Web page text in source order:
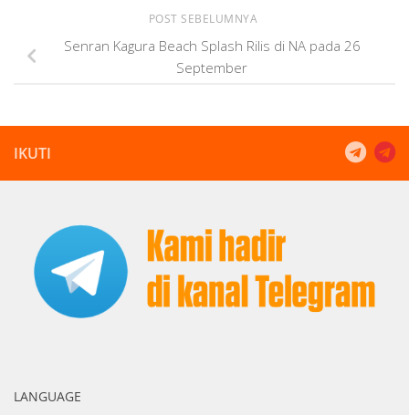
POST SEBELUMNYA
Senran Kagura Beach Splash Rilis di NA pada 26
September
IKUTI
LANGUAGE